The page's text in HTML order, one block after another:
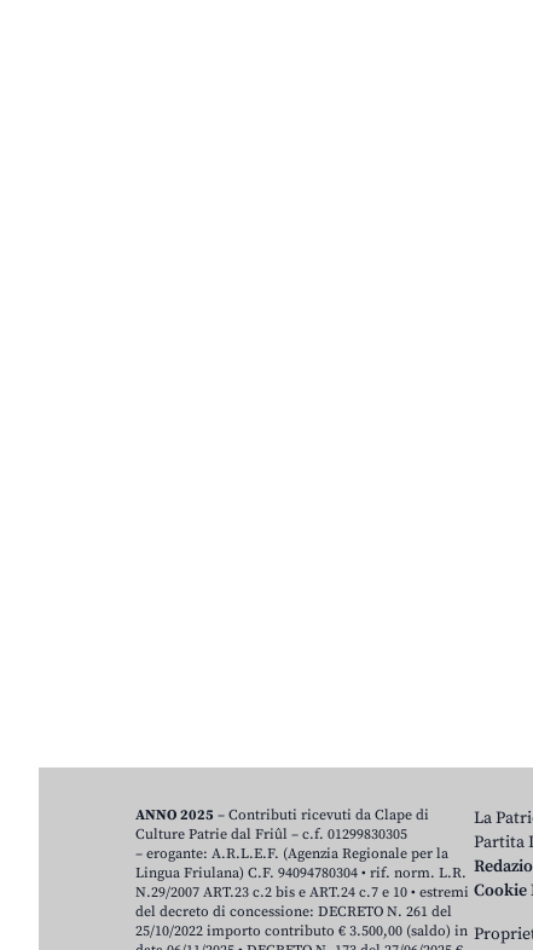
La
Partita
Cookie
ANNO 2025 – Contributi ricevuti da Clape di
Culture Patrie dal Friûl – c.f. 01299830305
– erogante: A.R.L.E.F. (Agenzia Regionale per la
Lingua Friulana) C.F. 94094780304 • rif. norm. L.R.
N.29/2007 ART.23 c.2 bis e ART.24 c.7 e 10 • estremi
del decreto di concessione: DECRETO N. 261 del
25/10/2022 importo contributo € 3.500,00 (saldo) in